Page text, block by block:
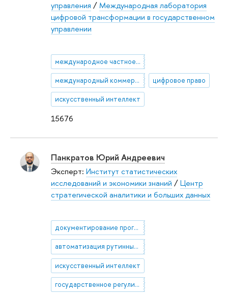
15676
управления /Международная лаборатория
цифровой трансформации в государственном
управлении
международное частное право
международный коммерческий арбитраж цифровое право
искусственный интеллект
Панкратов Юрий Андреевич
Эксперт: Институт статистических
исследований и экономики знаний /Центр
стратегической аналитики и больших данных
документирование программных продуктов
автоматизация рутинных процессов
искусственный интеллект
государственное регулирование ИТ